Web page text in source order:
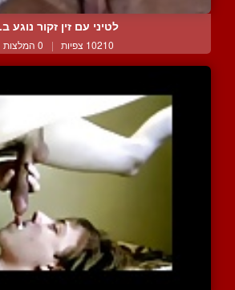
לטיני עם זין זקור נוגע
10210 צפיות | 0 המלצות